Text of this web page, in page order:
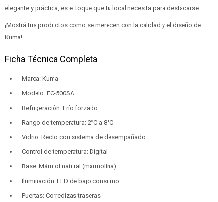
elegante y práctica, es el toque que tu local necesita para destacarse.
¡Mostrá tus productos como se merecen con la calidad y el diseño de
Kuma!
Ficha Técnica Completa
Marca: Kuma
Modelo: FC-500SA
Refrigeración: Frío forzado
Rango de temperatura: 2°C a 8°C
Vidrio: Recto con sistema de desempañado
Control de temperatura: Digital
Base: Mármol natural (marmolina)
Iluminación: LED de bajo consumo
Puertas: Corredizas traseras